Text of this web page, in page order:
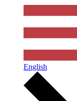
English